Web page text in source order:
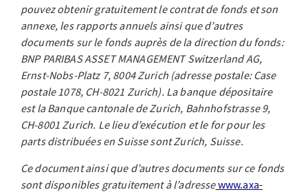
pouvez obtenir gratuitement le contrat de fonds et son
annexe, les rapports annuels ainsi que d’autres
documents sur le fonds auprès de la direction du fonds:
BNP PARIBAS ASSET MANAGEMENT Switzerland AG,
Ernst-Nobs-Platz 7, 8004 Zurich (adresse postale: Case
postale 1078, CH-8021 Zurich). La banque dépositaire
est la Banque cantonale de Zurich, Bahnhofstrasse 9,
CH-8001 Zurich. Le lieu d’exécution et le for pour les
parts distribuées en Suisse sont Zurich, Suisse.
Ce document ainsi que d’autres documents sur ce fonds
sont disponibles gratuitement à l’adressewww.axa-